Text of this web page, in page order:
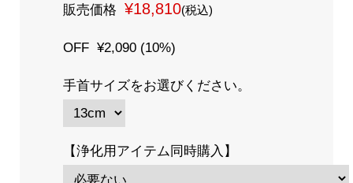
販売価格 ¥18,810(税込)
OFF ¥2,090 (10%)
手首サイズをお選びください。
【浄化用アイテム同時購入】